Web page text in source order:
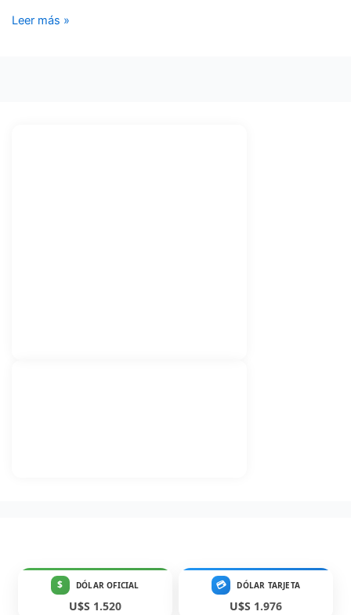
Leer más »
$ DÓLAR OFICIAL
U$S 1.520
💳 DÓLAR TARJETA
U$S 1.976